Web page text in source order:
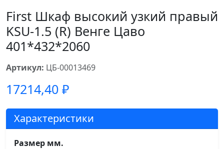
First Шкаф высокий узкий правый
KSU-1.5 (R) Венге Цаво
401*432*2060
Артикул: ЦБ-00013469
17214,40 ₽
Характеристики
Размер мм.